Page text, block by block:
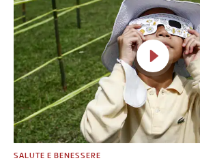
SALUTE E BENESSERE